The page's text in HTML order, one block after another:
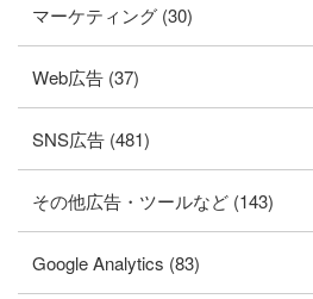
マーケティング (30)
Web広告 (37)
SNS広告 (481)
その他広告・ツールなど (143)
Google Analytics (83)